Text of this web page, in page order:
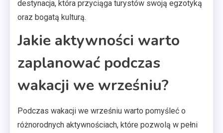
destynacja, która przyciąga turystów swoją egzotyką
oraz bogatą kulturą.
Jakie aktywności warto
zaplanować podczas
wakacji we wrześniu?
Podczas wakacji we wrześniu warto pomyśleć o
różnorodnych aktywnościach, które pozwolą w pełni